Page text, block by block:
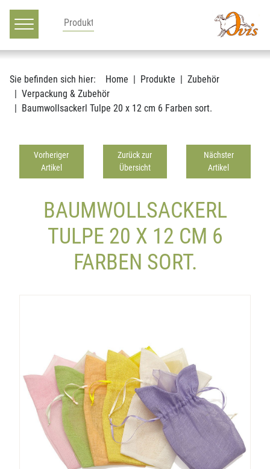
Hauptnavigation
Zum Inhalt
Sie befinden sich hier: Home Produkte
Zubehör
Verpackung & Zubehör
Baumwollsackerl Tulpe 20 x 12 cm 6 Farben sort.
Vorheriger
Artikel
Zurück zur
Übersicht
Nächster
Artikel
BAUMWOLLSACKERL
TULPE 20 X 12 CM 6
FARBEN SORT.